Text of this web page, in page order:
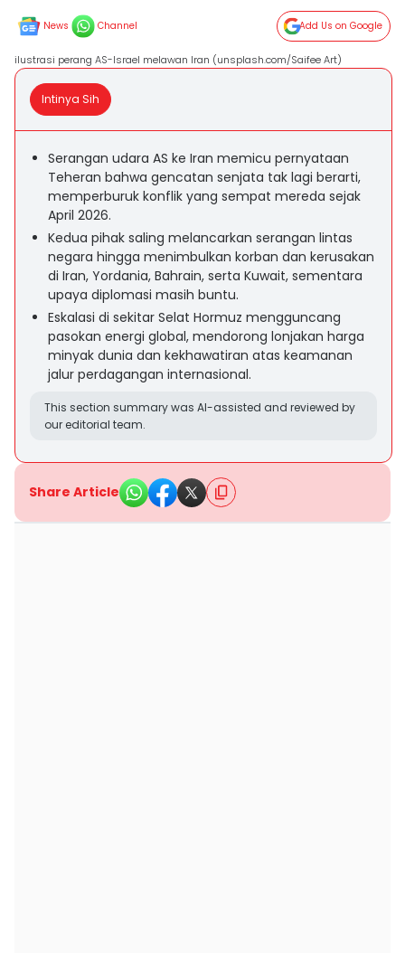
News Channel Add Us on Google
ilustrasi perang AS-Israel melawan Iran (unsplash.com/Saifee Art)
Intinya Sih
Serangan udara AS ke Iran memicu pernyataan
Teheran bahwa gencatan senjata tak lagi berarti,
memperburuk konflik yang sempat mereda sejak
April 2026.
Kedua pihak saling melancarkan serangan lintas
negara hingga menimbulkan korban dan kerusakan
di Iran, Yordania, Bahrain, serta Kuwait, sementara
upaya diplomasi masih buntu.
Eskalasi di sekitar Selat Hormuz mengguncang
pasokan energi global, mendorong lonjakan harga
minyak dunia dan kekhawatiran atas keamanan
jalur perdagangan internasional.
This section summary was AI-assisted and reviewed by
our editorial team.
Share Article